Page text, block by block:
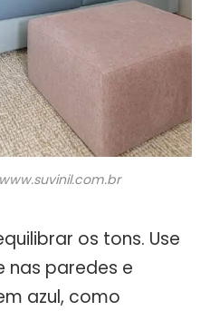
os tons. Use
nas paredes e
azul, como